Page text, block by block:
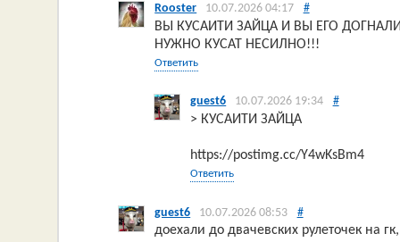
Rooster 10.07.2026 04:17 #
ВЫ КУСАИТИ ЗАЙЦА И ВЫ ЕГО
НУЖНО КУСАТ НЕСИЛНО!!!
Ответить
guest6 10.07.2026 19:34 #
> КУСАИТИ ЗАЙЦА
https://postimg.cc/Y4wKsBm4
Ответить
guest6 10.07.2026 08:53 #
доехали до двачевских рулеточек на